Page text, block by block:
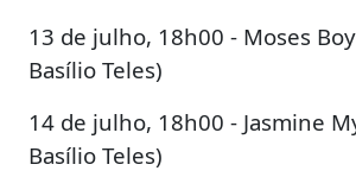
13 de julho, 18h00 - Moses
Basílio Teles)
14 de julho, 18h00 - Jasmine
Basílio Teles)